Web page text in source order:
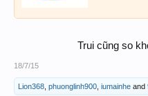
Trui cũng so
18/7/15
Lion368 phuonglinh900 iumainhe and